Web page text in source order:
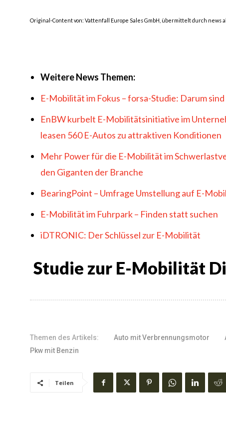
Original-Content von: Vattenfall Europe Sales GmbH, übermittelt durch news
WeitereNews Themen:
E-Mobilität im Fokus – forsa-Studie: Darum
EnBW kurbelt E-Mobilitätsinitiative im
leasen 560 E-Autos zu attraktiven Konditionen
Mehr Power für die E-Mobilität im
den Giganten der Branche
BearingPoint – Umfrage Umstellung auf E-
E-Mobilität im Fuhrpark – Finden statt suchen
iDTRONIC: Der Schlüssel zur E-Mobilität
Studie zur E-Mobilität
Themen des Artikels: Auto mit Verbrennungsmotor
Pkw mit Benzin
Teilen